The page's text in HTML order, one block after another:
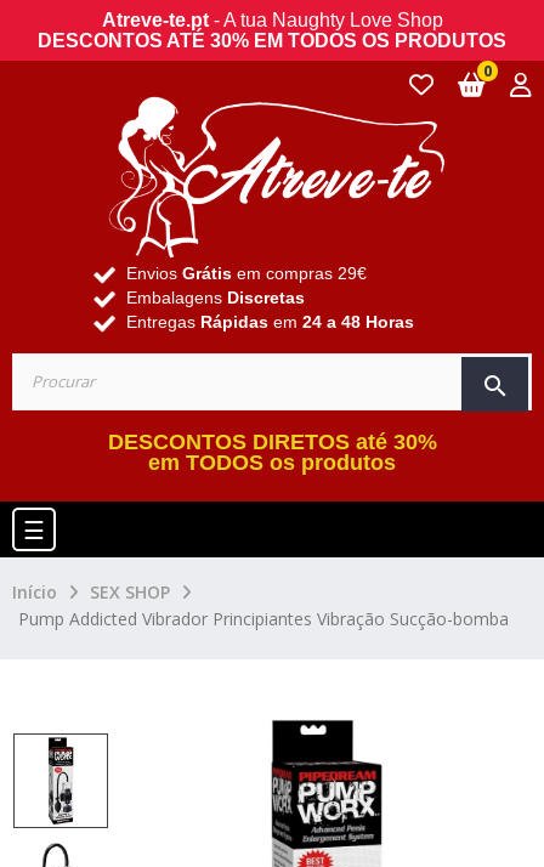
Atreve-te.pt- A tua Naughty Love Shop
DESCONTOS ATÉ 30% EM TODOS OS PRODUTOS
Envios Grátis em compras 29€
Embalagens Discretas
Entregas Rápidas em 24 a 48 Horas
search
0
DESCONTOS DIRETOS até 30%
em TODOS os produtos
Toggle navigation
☰
Início
SEX SHOP
Pump Addicted Vibrador Principiantes Vibração Sucção-bomba